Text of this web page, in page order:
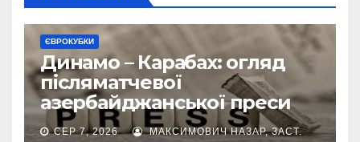
ЄВРОКУБКИ
Динамо – Карабах: огляд
післяматчевої
азербайджанської преси
СЕР 7, 2026 МАКСИМОВИЧ НАЗАР, ЗАСТ.